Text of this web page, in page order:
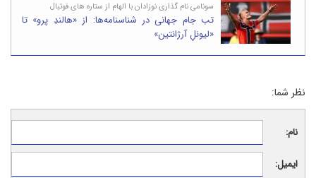
سونامی نام گذاری نوزادان با الهام از ستاره های فوتبال
تب جام جهانی در شناسنامه‌ها: از «هالندِ پرو» تا
«لیونلِ آرژانتین»
نظر شما:
نام:
ایمیل: